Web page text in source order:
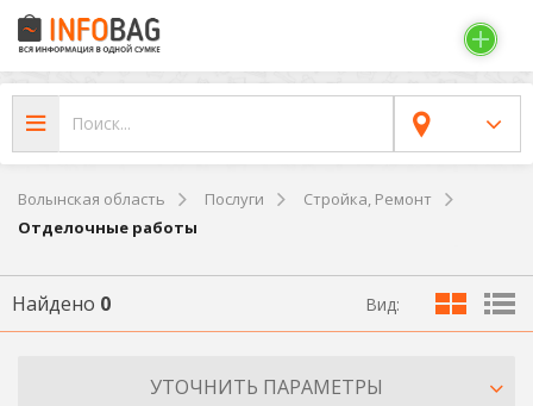
Волынская область Послуги
Стройка, Ремонт
Отделочные работы
Найдено 0 Вид:
УТОЧНИТЬ ПАРАМЕТРЫ